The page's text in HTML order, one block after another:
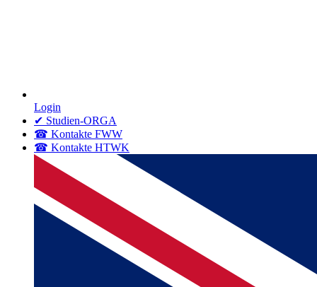
Login
✔ Studien-ORGA
☎ Kontakte FWW
☎ Kontakte HTWK